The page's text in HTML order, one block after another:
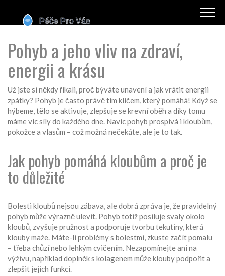
Pohyb a jeho vliv na zdraví,
energii a krásu
Už jste si někdy říkali, proč býváte unavení a jak vrátit energii
zpátky? Pohyb je často právě tím klíčem, který pomáhá! Když se
hýbeme, tělo se aktivuje, zlepšuje se krevní oběh a díky tomu
máme víc síly do každého dne. Navíc pohyb prospívá i kloubům,
pokožce a vlasům – což možná nečekáte, ale je to tak.
Jak pohyb pomáhá kloubům a proč je
to důležité
Bolesti kloubů nejsou zábava, ale dobrá zpráva je, že pravidelný
pohyb může výrazně ulevit. Pohyb totiž posiluje svaly okolo
kloubů, zvyšuje pružnost a podporuje tvorbu tekutiny, která
klouby maže. Máte-li problémy s bolestmi, zkuste začít pomalu
– třeba chůzí nebo lehkým cvičením. Nezapomínejte ani na
výživu, například doplněk s kolagenem může klouby podpořit a
zlepšit jejich funkci.